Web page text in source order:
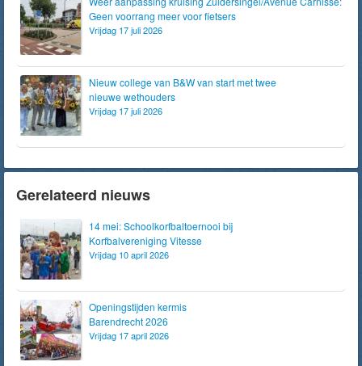
Geen voorrang meer voor fietsers
Vrijdag 17 juli 2026
Nieuw college van B&W van start met twee
nieuwe wethouders
Vrijdag 17 juli 2026
Gerelateerd nieuws
14 mei: Schoolkorfbaltoernooi bij
Korfbalvereniging Vitesse
Vrijdag 10 april 2026
Openingstijden kermis
Barendrecht 2026
Vrijdag 17 april 2026